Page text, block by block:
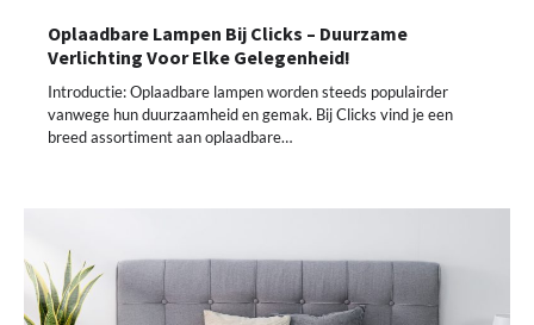
Oplaadbare Lampen Bij Clicks – Duurzame
Verlichting Voor Elke Gelegenheid!
Introductie: Oplaadbare lampen worden steeds populairder
vanwege hun duurzaamheid en gemak. Bij Clicks vind je een
breed assortiment aan oplaadbare…